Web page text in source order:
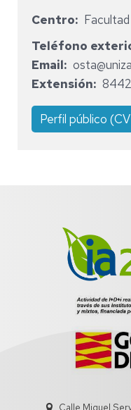
Centro
Teléfono
Email
Extensión
Perfil público
Calle Miguel